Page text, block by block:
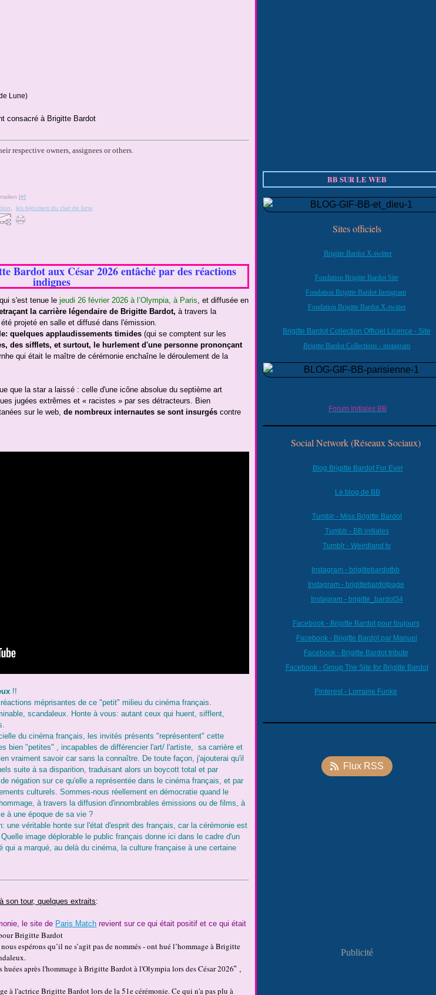
Lune)
consacré à Brigitte Bardot
respective owners, assignees or others.
[#]
,les bijoutiers du clair de lune
Bardot aux César 2026 entâché par des réactions
indignes
s'est tenue le jeudi 26 février 2026 à l’Olympia, à Paris, et diffusée en
la carrière légendaire de Brigitte Bardot, à travers la
projeté en salle et diffusé dans l'émission.
quelques applaudissements timides (qui se comptent sur les
des sifflets, et surtout, le hurlement d'une personne prononçant
qui était le maître de cérémonie enchaîne le déroulement de la
que la star a laissé : celle d'une icône absolue du septième art
jugées extrêmes et « racistes » par ses détracteurs. Bien
sur le web,de nombreux internautes se sont insurgés contre
!!
méprisantes de ce "petit" milieu du cinéma français.
scandaleux. Honte à vous: autant ceux qui huent, sifflent,
du cinéma français, les invités présents "représentent" cette
bien "petites" , incapables de différencier l'art/ l'artiste, sa carrière et
vraiment savoir car sans la connaître. De toute façon, j'ajouterai qu'il
suite à sa disparition, traduisant alors un boycott total et par
négation sur ce qu'elle a représentée dans le cinéma français, et par
culturels. Sommes-nous réellement en démocratie quand le
à travers la diffusion d'innombrables émissions ou de films, à
à une époque de sa vie ?
une véritable honte sur l'état d'esprit des français, car la cérémonie est
image déplorable le public français donne ici dans le cadre d'un
qui a marqué, au delà du cinéma, la culture française à une certaine
son tour, quelques extraits:
le site de Paris Match revient sur ce qui était positif et ce qui était
Brigitte Bardot
espérons qu’il ne s’agit pas de nommés - ont hué l’hommage à Brigitte
huées après l'hommage à Brigitte Bardot à l'Olympia lors des César 2026" ,
à l'actrice Brigitte Bardot lors de la 51e cérémonie. Ce qui n'a pas plu à
BB SUR LE WEB
Sites officiels
Brigitte Bardot X-twitter
Fondation Brigitte Bardot Site
Fondation Brigitte Bardot Instagram
Fondation Brigitte Bardot X-twitter
Brigitte Bardot Collection Officiel Licence - Site
Brigitte Bardot Collections - instagram
Forum Initiales BB
Social Network (Réseaux Sociaux)
Blog Brigitte Bardot For Ever
Le blog de BB
Tumblr - Miss Brigitte Bardot
Tumblr - BB initiales
Tumblr - Weirdland tv
Instagram - brigittebardotbb
Instagram - brigittebardotpage
Instagram - brigitte_bardot34
Facebook - Brigitte Bardot pour toujours
Facebook - Brigitte Bardot par Manuel
Facebook - Brigitte Bardot tribute
Facebook - Group The Site for Brigitte Bardot
Pinterest - Lorraine Funke
Flux RSS
Publicité